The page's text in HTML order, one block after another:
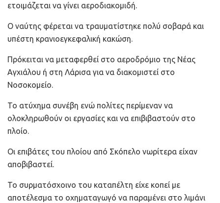
ετοιμάζεται να γίνει αεροδιακομιδή.
Ο ναύτης φέρεται να τραυματίστηκε πολύ σοβαρά και
υπέστη κρανιοεγκεφαλική κακώση.
Πρόκειται να μεταφερθεί στο αεροδρόμιο της Νέας
Αγχιάλου ή στη Λάρισα για να διακομιστεί στο
Νοσοκομείο.
Το ατύχημα συνέβη ενώ πολίτες περίμεναν να
ολοκληρωθούν οι εργασίες και να επιβιβαστούν στο
πλοίο.
Οι επιβάτες του πλοίου από Σκόπελο νωρίτερα είχαν
αποβιβαστεί.
Το συρματόσχοινο του καταπέλτη είχε κοπεί με
αποτέλεσμα το οχηματαγωγό να παραμένει στο λιμάνι